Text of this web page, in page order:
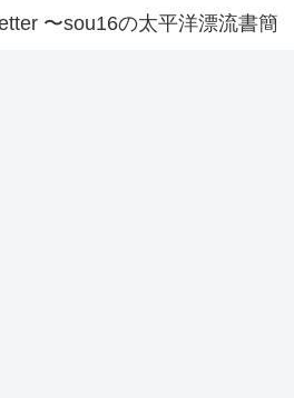
〜sou16の太平洋漂流書簡